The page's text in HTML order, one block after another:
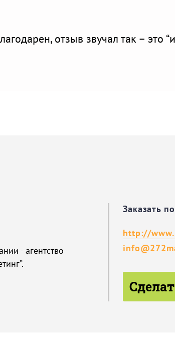
отзыв звучал так – это
- агентство
Заказать
http://